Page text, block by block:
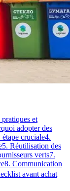
et
adopter des
étape cruciale4.
5. Réutilisation des
verts7.
8. Communication
avant achat